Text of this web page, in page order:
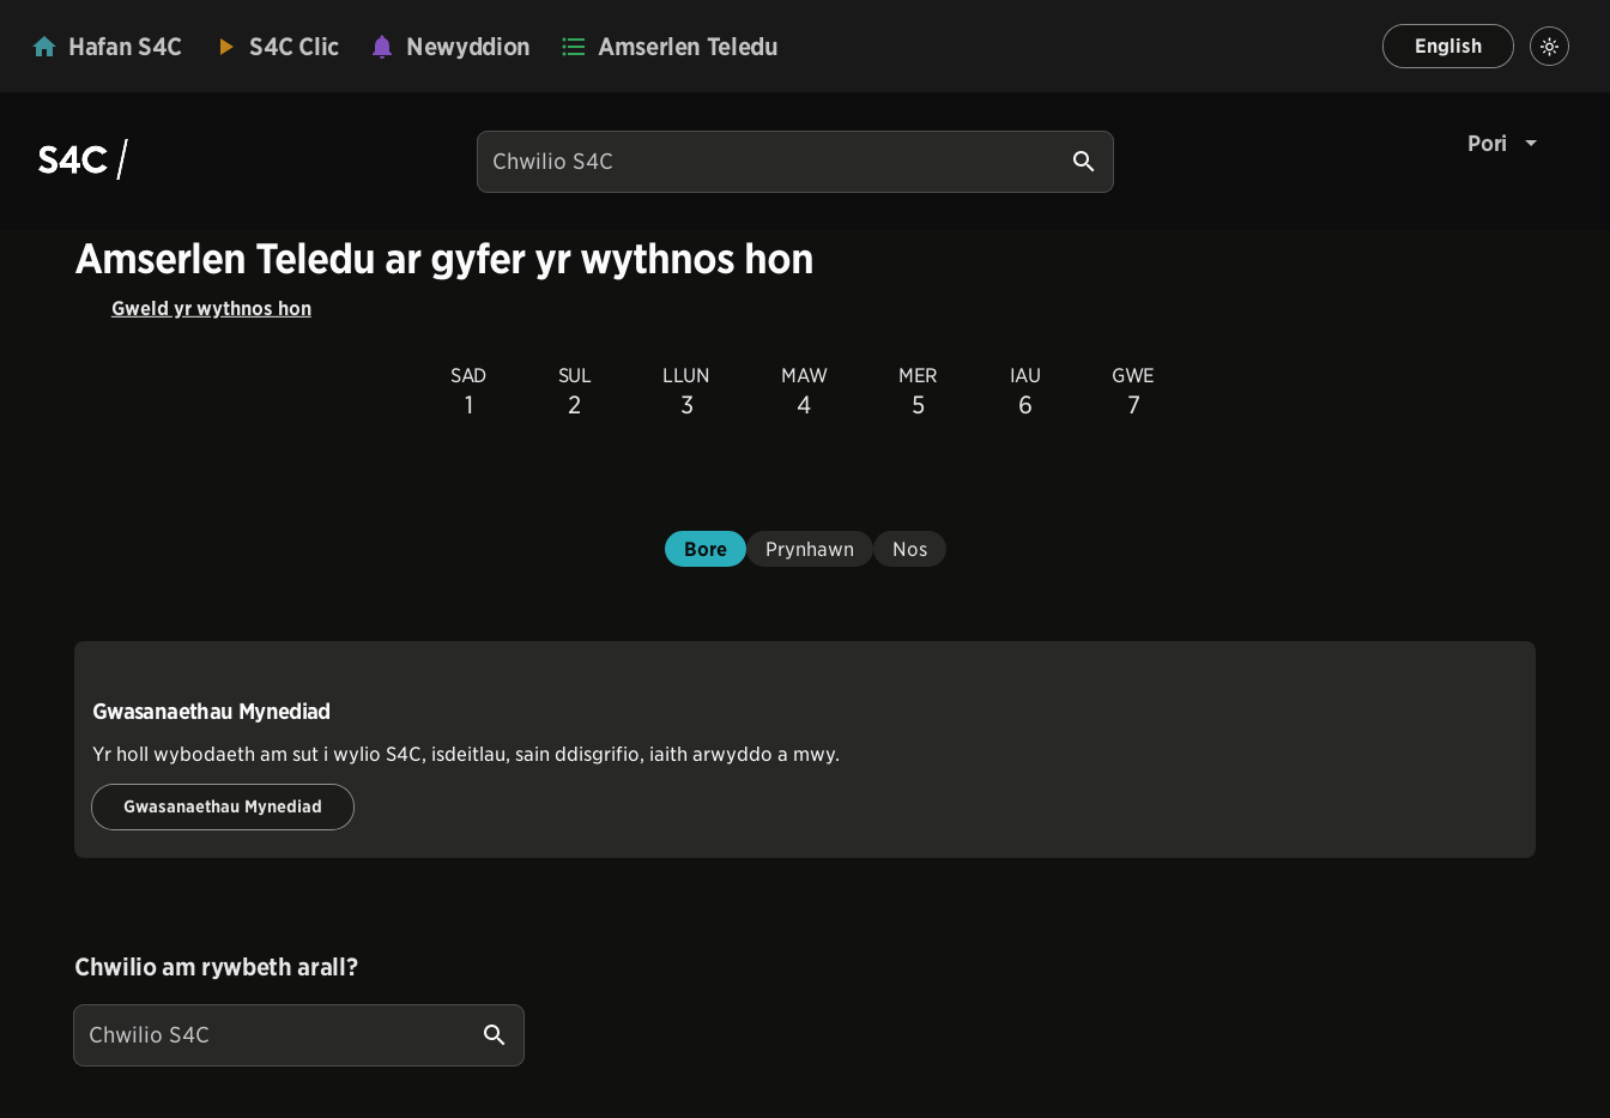
Hafan S4C S4C Clic Newyddion Amserlen Teledu English
Pori
Amserlen Teledu ar gyfer yr wythnos hon
Gweld yr wythnos hon
SAD
1
SUL
2
LLUN
3
MAW
4
MER
5
IAU
6
GWE
7
Bore Prynhawn Nos
Gwasanaethau Mynediad
Yr holl wybodaeth am sut i wylio S4C, isdeitlau, sain ddisgrifio, iaith arwyddo a mwy.
Gwasanaethau Mynediad
Chwilio am rywbeth arall?